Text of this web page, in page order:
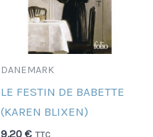
DANEMARK
LE FESTIN DE BABETTE
(KAREN BLIXEN)
9,20 € TTC